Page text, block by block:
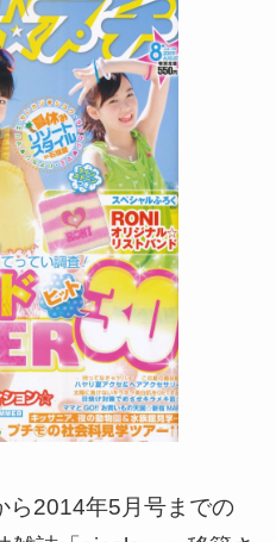
ら2014年5月号までの